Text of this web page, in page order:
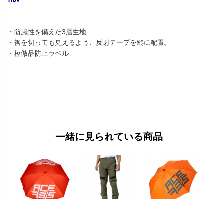
・防風性を備えた3層生地
・裾を切っても見えるよう、反射テープを縦に配置。
・模倣品防止ラベル
一緒に見られている商品